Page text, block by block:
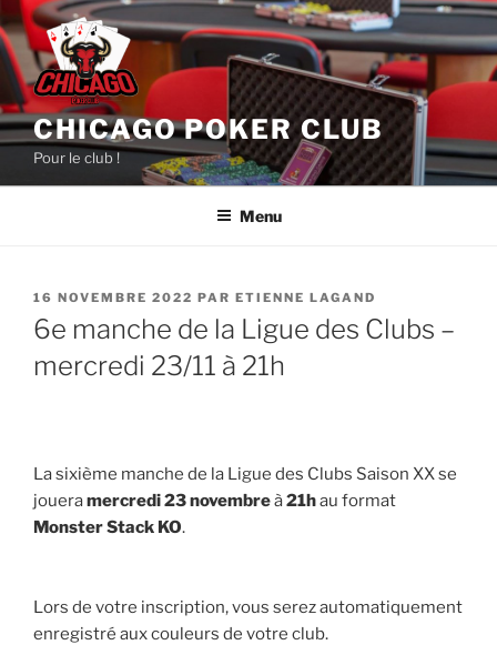
Aller
au
contenu
principal
CHICAGO POKER CLUB
Pour le club !
Menu
PUBLIÉ
LE
16 NOVEMBRE 2022 PAR ETIENNE LAGAND
6e manche de la Ligue des Clubs –
mercredi 23/11 à 21h
La sixième manche de la Ligue des Clubs Saison XX se
joueramercredi 23 novembreà21hau format
Monster Stack KO.
Lors de votre inscription, vous serez automatiquement
enregistré aux couleurs de votre club.